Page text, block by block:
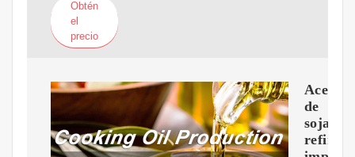
Obtén
el
precio
Aceite
de
soja